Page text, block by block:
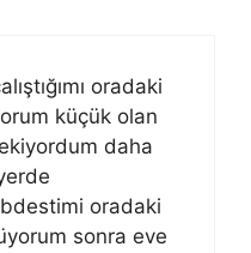
oradaki
küçük olan
daha
oradaki
sonra eve